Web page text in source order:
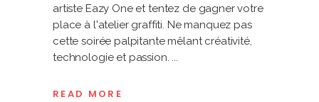
artiste Eazy One et tentez de gagner votre
place à l'atelier graffiti. Ne manquez pas
cette soirée palpitante mêlant créativité,
technologie et passion.
READ MORE